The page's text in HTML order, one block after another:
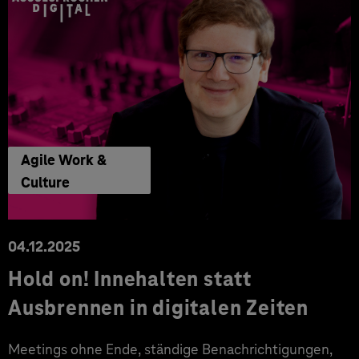
Agile Work &
Culture
04.12.2025
Hold on! Innehalten statt
Ausbrennen in digitalen Zeiten
Meetings ohne Ende, ständige Benachrichtigungen,